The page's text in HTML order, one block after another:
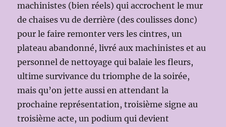
machinistes (bien réels) qui accrochent le mur
de chaises vu de derrière (des coulisses donc)
pour le faire remonter vers les cintres, un
plateau abandonné, livré aux machinistes et au
personnel de nettoyage qui balaie les fleurs,
ultime survivance du triomphe de la soirée,
mais qu’on jette aussi en attendant la
prochaine représentation, troisième signe au
troisième acte, un podium qui devient